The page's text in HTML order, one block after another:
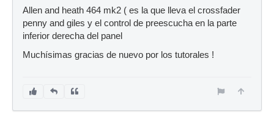
Allen and heath 464 mk2 ( es la que lleva el crossfader
penny and giles y el control de preescucha en la parte
inferior derecha del panel
Muchísimas gracias de nuevo por los tutorales !